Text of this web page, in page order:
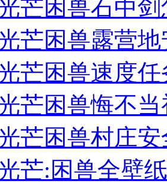
芒困兽石中
芒困兽露营
芒困兽速度
芒困兽悔不
芒困兽村庄
芒:困兽全壁